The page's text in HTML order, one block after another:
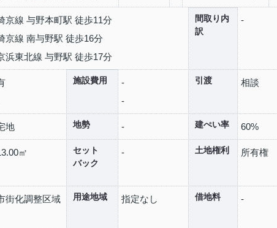
京線 与野本町駅 徒歩11分
京線 南与野駅 徒歩16分
浜東北線 与野駅 徒歩17分
間取り内
訳
-
施設費用
-
-
引渡 相談
地 地勢 - 建ぺい率 60%
㎡
セット
バック
- 土地権利 所有権
街化調整区域 用途地域 指定なし 借地料 -